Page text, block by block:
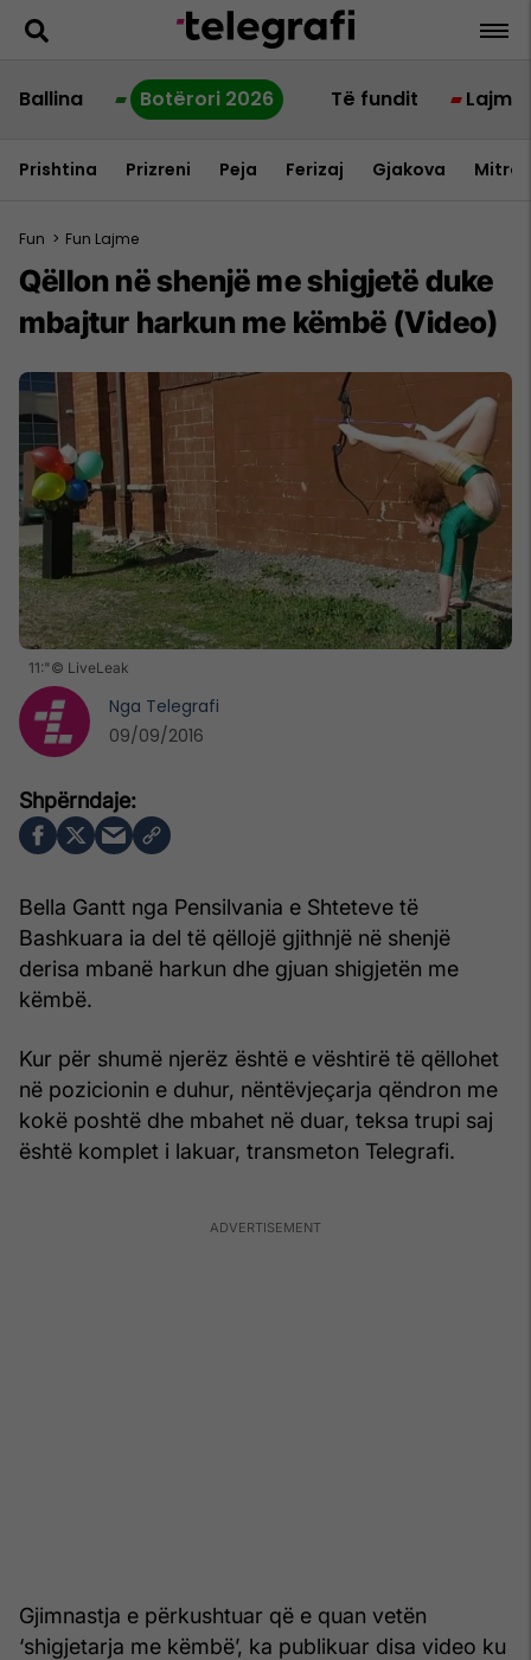
Ballina Botërori 2026 Të fundit Lajme
Prishtina Prizreni Peja Ferizaj Gjakova
Fun > Fun Lajme
Qëllon në shenjë me shigjetë duke
mbajtur harkun me këmbë (Video)
11:"© LiveLeak
Bella Gantt nga Pensilvania e Shteteve të
Bashkuara ia del të qëllojë gjithnjë në shenjë
derisa mbanë harkun dhe gjuan shigjetën me
këmbë.
Kur për shumë njerëz është e vështirë të qëllohet
në pozicionin e duhur, nëntëvjeçarja qëndron me
kokë poshtë dhe mbahet në duar, teksa trupi saj
është komplet i lakuar, transmeton Telegrafi.
Gjimnastja e përkushtuar që e quan vetën
‘shigjetarja me këmbë’, ka publikuar disa video ku
Nga Telegrafi
09/09/2016